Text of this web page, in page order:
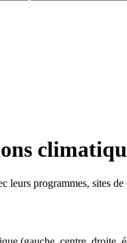
leurs programmes, sites